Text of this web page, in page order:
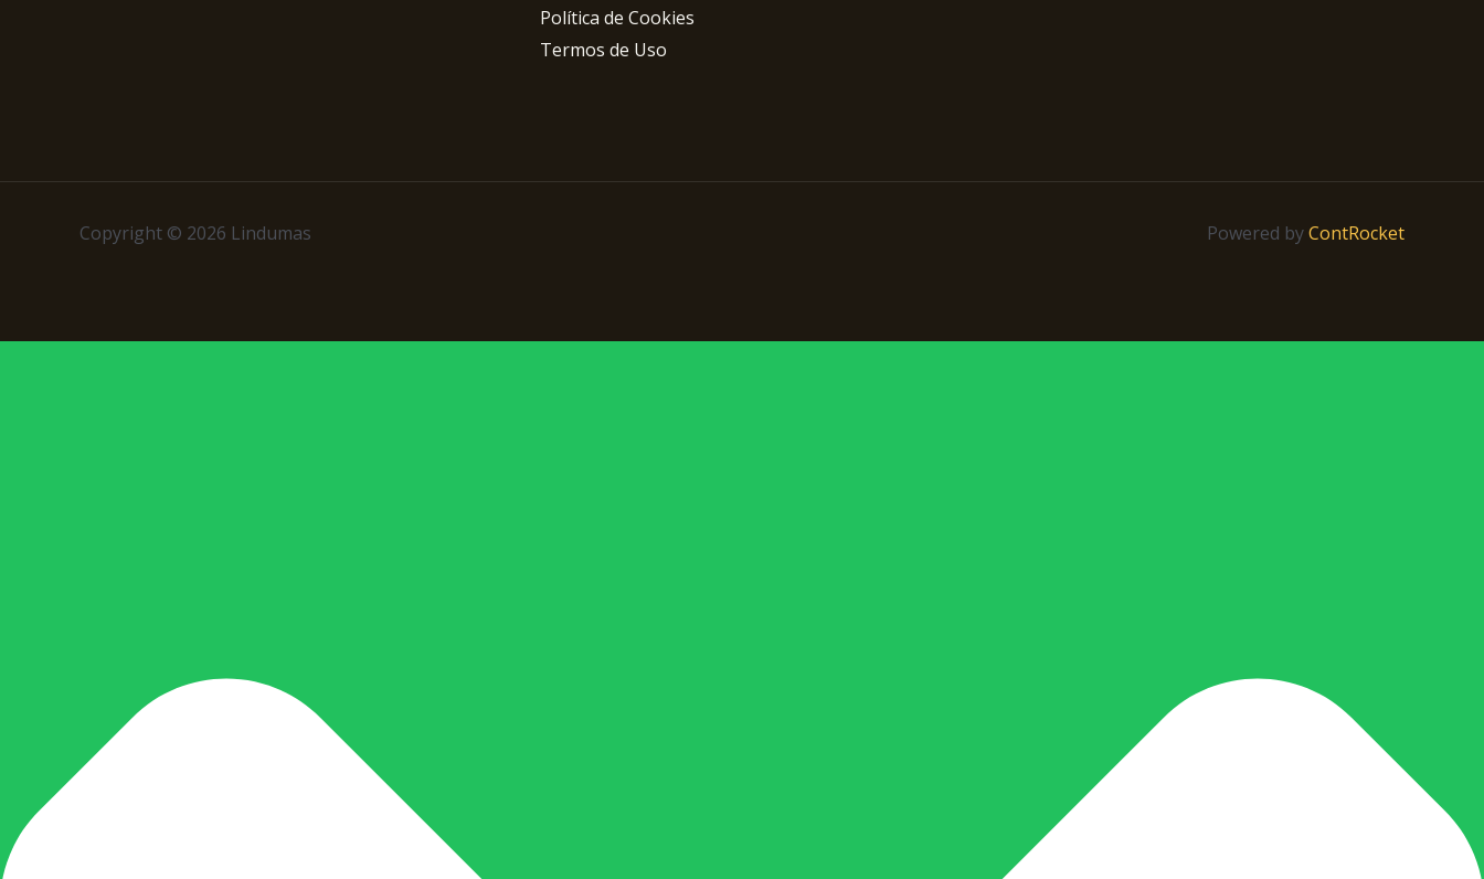
Política de Cookies
Termos de Uso
Copyright © 2026 Lindumas Powered byContRocket